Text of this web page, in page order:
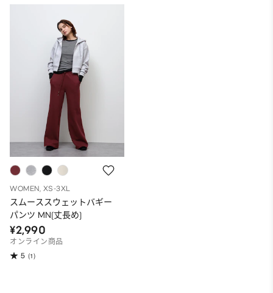
WOMEN, XS-3XL
スムーススウェットバギー
パンツ MN(丈長め)
¥2,990
オンライン商品
5 (1)